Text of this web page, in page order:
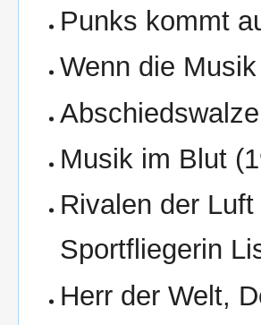
Punks kommt
Wenn die
Musik im Blut
Rivalen der
Sportfliegerin
Herr der Welt,